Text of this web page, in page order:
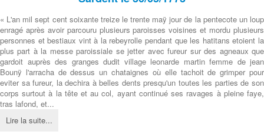
« L'an mil sept cent soixante treize le trente maÿ jour de la pentecote un loup
enragé après avoir parcouru plusieurs paroisses voisines et mordu plusieurs
personnes et bestiaux vint à la rebeyrolle pendant que les hatitans etoient la
plus part à la messe paroissiale se jetter avec fureur sur des agneaux que
gardoit auprès des granges dudit village leonarde martin femme de jean
Bounÿ l'arracha de dessus un chataignes où elle tachoit de grimper pour
eviter sa fureur, la dechira à belles dents presqu'un toutes les parties de son
corps surtout à la tête et au col, ayant continué ses ravages à pleine faye,
tras lafond, et...
Lire la suite...